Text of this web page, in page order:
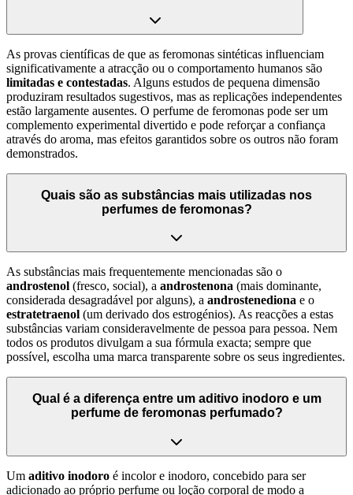
As provas científicas de que as feromonas sintéticas influenciam
significativamente a atracção ou o comportamento humanos são
limitadas e contestadas. Alguns estudos de pequena dimensão
produziram resultados sugestivos, mas as replicações independentes
estão largamente ausentes. O perfume de feromonas pode ser um
complemento experimental divertido e pode reforçar a confiança
através do aroma, mas efeitos garantidos sobre os outros não foram
demonstrados.
Quais são as substâncias mais utilizadas nos
perfumes de feromonas?
As substâncias mais frequentemente mencionadas são o
androstenol (fresco, social), a androstenona (mais dominante,
considerada desagradável por alguns), a androstenediona e o
estratetraenol (um derivado dos estrogénios). As reacções a estas
substâncias variam consideravelmente de pessoa para pessoa. Nem
todos os produtos divulgam a sua fórmula exacta; sempre que
possível, escolha uma marca transparente sobre os seus ingredientes.
Qual é a diferença entre um aditivo inodoro e um
perfume de feromonas perfumado?
Um aditivo inodoro é incolor e inodoro, concebido para ser
adicionado ao próprio perfume ou loção corporal de modo a